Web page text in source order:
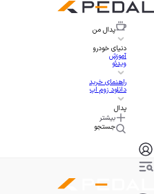
پدال من
دنیای خودرو
آموزش
ویدئو
راهنمای خرید
دانلود زوم اپ
پدال
بیشتر
جستجو